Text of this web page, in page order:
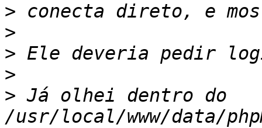
>
>
>
>
> Já olhei dentro do
/usr/local/www/data/